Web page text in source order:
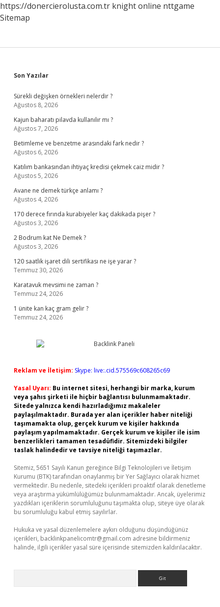
https://donercierolusta.com.tr knight online nttgame
Sitemap
Sidebar
Son Yazılar
Sürekli değişken örnekleri nelerdir ?
Ağustos 8, 2026
Kajun baharatı pilavda kullanılır mı ?
Ağustos 7, 2026
Betimleme ve benzetme arasındaki fark nedir ?
Ağustos 6, 2026
Katılım bankasından ihtiyaç kredisi çekmek caiz midir ?
Ağustos 5, 2026
Avane ne demek türkçe anlamı ?
Ağustos 4, 2026
170 derece fırında kurabiyeler kaç dakikada pişer ?
Ağustos 3, 2026
2 Bodrum kat Ne Demek ?
Ağustos 3, 2026
120 saatlik işaret dili sertifikası ne işe yarar ?
Temmuz 30, 2026
Karatavuk mevsimi ne zaman ?
Temmuz 24, 2026
1 ünite kan kaç gram gelir ?
Temmuz 24, 2026
Reklam ve İletişim: Skype: live:.cid.575569c608265c69
Yasal Uyarı: Bu internet sitesi, herhangi bir marka, kurum
veya şahıs şirketi ile hiçbir bağlantısı bulunmamaktadır.
Sitede yalnızca kendi hazırladığımız makaleler
paylaşılmaktadır. Burada yer alan içerikler haber niteliği
taşımamakta olup, gerçek kurum ve kişiler hakkında
paylaşım yapılmamaktadır. Gerçek kurum ve kişiler ile isim
benzerlikleri tamamen tesadüfidir. Sitemizdeki bilgiler
taslak halindedir ve tavsiye niteliği taşımazlar.
Sitemiz, 5651 Sayılı Kanun gereğince Bilgi Teknolojileri ve İletişim
Kurumu (BTK) tarafından onaylanmış bir Yer Sağlayıcı olarak hizmet
vermektedir. Bu nedenle, sitedeki içerikleri proaktif olarak denetleme
veya araştırma yükümlülüğümüz bulunmamaktadır. Ancak, üyelerimiz
yazdıkları içeriklerin sorumluluğunu taşımakta olup, siteye üye olarak
bu sorumluluğu kabul etmiş sayılırlar.
Hukuka ve yasal düzenlemelere aykırı olduğunu düşündüğünüz
içerikleri, backlinkpanelicomtr@gmail.com adresine bildirmeniz
halinde, ilgili içerikler yasal süre içerisinde sitemizden kaldırılacaktır.